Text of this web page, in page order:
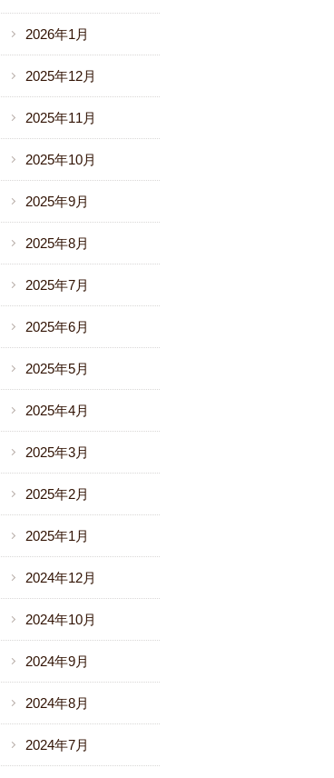
2026年1月
2025年12月
2025年11月
2025年10月
2025年9月
2025年8月
2025年7月
2025年6月
2025年5月
2025年4月
2025年3月
2025年2月
2025年1月
2024年12月
2024年10月
2024年9月
2024年8月
2024年7月